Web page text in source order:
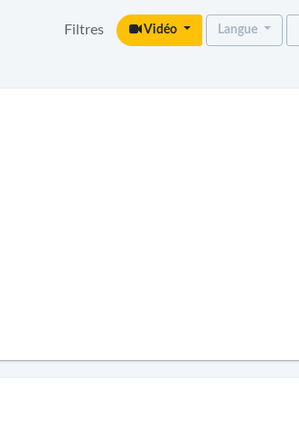
Filtres Vidéo Langue